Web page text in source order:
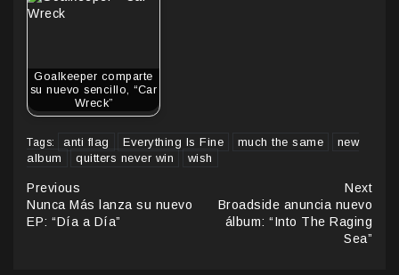
Goalkeeper comparte
su nuevo sencillo, “Car
Wreck”
Tags: anti flag Everything Is Fine much the same
new
album
quitters never win wish
Continue
Reading
Previous
Nunca Más lanza su nuevo
EP: “Día a Día”
Next
Broadside anuncia nuevo
álbum: “Into The Raging
Sea”